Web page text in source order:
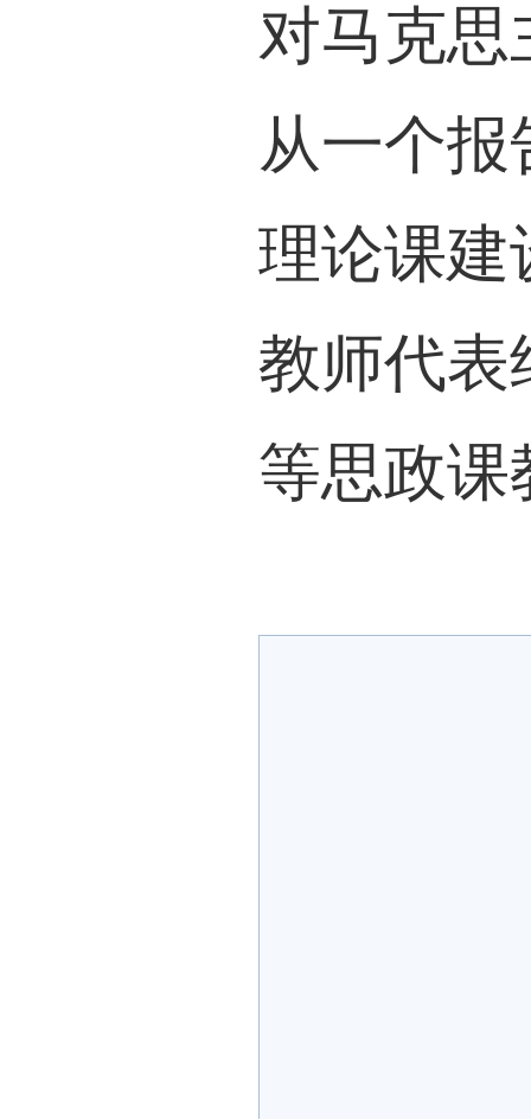
对马克思
从一个
理论课建
教师代表
等思政课